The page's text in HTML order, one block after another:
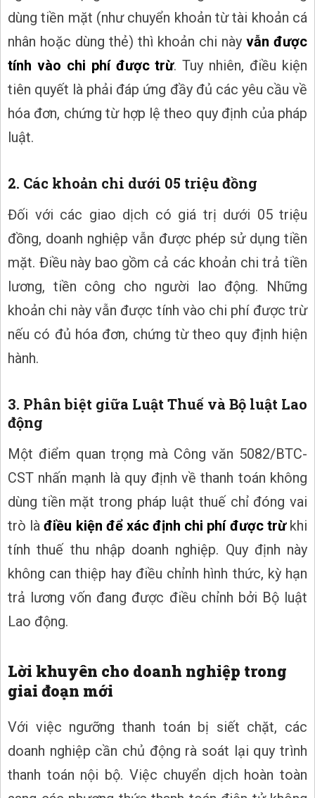
dùng tiền mặt (như chuyển khoản từ tài khoản cá
nhân hoặc dùng thẻ) thì khoản chi này vẫn được
tính vào chi phí được trừ. Tuy nhiên, điều kiện
tiên quyết là phải đáp ứng đầy đủ các yêu cầu về
hóa đơn, chứng từ hợp lệ theo quy định của pháp
luật.
2. Các khoản chi dưới 05 triệu đồng
Đối với các giao dịch có giá trị dưới 05 triệu
đồng, doanh nghiệp vẫn được phép sử dụng tiền
mặt. Điều này bao gồm cả các khoản chi trả tiền
lương, tiền công cho người lao động. Những
khoản chi này vẫn được tính vào chi phí được trừ
nếu có đủ hóa đơn, chứng từ theo quy định hiện
hành.
3. Phân biệt giữa Luật Thuế và Bộ luật Lao
động
Một điểm quan trọng mà Công văn 5082/BTC-
CST nhấn mạnh là quy định về thanh toán không
dùng tiền mặt trong pháp luật thuế chỉ đóng vai
trò làđiều kiện để xác định chi phí được trừkhi
tính thuế thu nhập doanh nghiệp. Quy định này
không can thiệp hay điều chỉnh hình thức, kỳ hạn
trả lương vốn đang được điều chỉnh bởi Bộ luật
Lao động.
Lời khuyên cho doanh nghiệp trong
giai đoạn mới
Với việc ngưỡng thanh toán bị siết chặt, các
doanh nghiệp cần chủ động rà soát lại quy trình
thanh toán nội bộ. Việc chuyển dịch hoàn toàn